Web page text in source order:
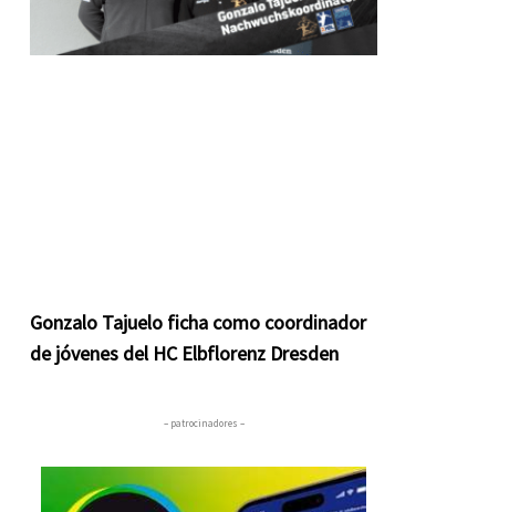
Gonzalo Tajuelo ficha como coordinador
de jóvenes del HC Elbflorenz Dresden
– patrocinadores –